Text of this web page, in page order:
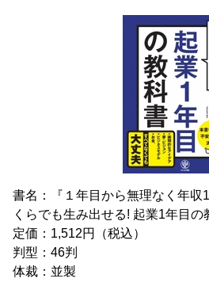
書名：『１年目から無理なく年収
くらでも生み出せる! 起業1年目の
定価：1,512円（税込）
判型：46判
体裁：並製